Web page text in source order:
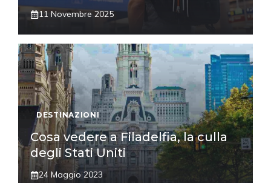
11 Novembre 2025
DESTINAZIONI
Cosa vedere a Filadelfia, la culla
degli Stati Uniti
24 Maggio 2023